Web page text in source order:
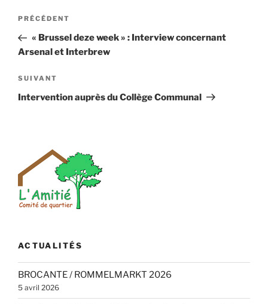
Navigation
l’article
Article
précédent
PRÉCÉDENT
« Brussel deze week » : Interview concernant
Arsenal et Interbrew
Article
suivant
SUIVANT
Intervention auprès du Collège Communal
ACTUALITÉS
BROCANTE / ROMMELMARKT 2026
5 avril 2026